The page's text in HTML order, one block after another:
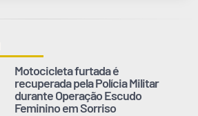
Motocicleta furtada é
recuperada pela Polícia Militar
durante Operação Escudo
Feminino em Sorriso